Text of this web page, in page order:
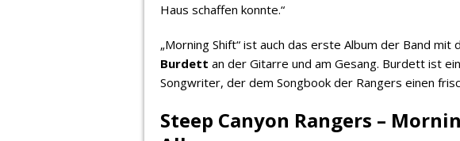
Haus schaffen konnte.“
„Morning Shift“ ist auch das erste Album der Band mit
Burdett an der Gitarre und am Gesang. Burdett ist
Songwriter, der dem Songbook der Rangers einen
Steep Canyon Rangers –